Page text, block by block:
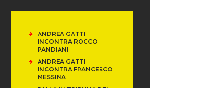
ANDREA GATTI
INCONTRA ROCCO
PANDIANI
ANDREA GATTI
INCONTRA FRANCESCO
MESSINA